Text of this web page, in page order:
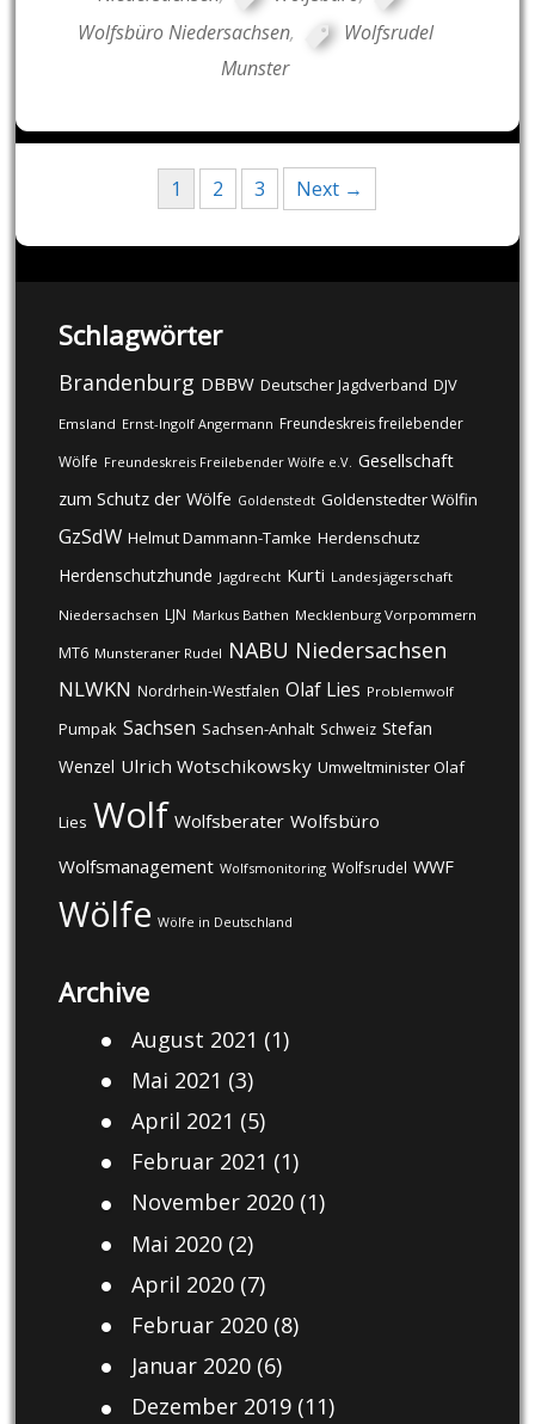
Wolfsbüro Niedersachsen,
Wolfsrudel
Munster
navigation
1 2 3 Next →
Schlagwörter
Brandenburg DBBW Deutscher Jagdverband DJV
Emsland Ernst-Ingolf Angermann Freundeskreis freilebender
Wölfe Freundeskreis Freilebender Wölfe e.V. Gesellschaft
zum Schutz der Wölfe Goldenstedt Goldenstedter Wölfin
GzSdW Helmut Dammann-Tamke Herdenschutz
Herdenschutzhunde Jagdrecht Kurti Landesjägerschaft
Niedersachsen LJN Markus Bathen Mecklenburg Vorpommern
MT6 Munsteraner Rudel NABU Niedersachsen
NLWKN Nordrhein-Westfalen Olaf Lies Problemwolf
Pumpak Sachsen Sachsen-Anhalt Schweiz Stefan
Wenzel Ulrich Wotschikowsky Umweltminister Olaf
Lies Wolf Wolfsberater Wolfsbüro
Wolfsmanagement Wolfsmonitoring Wolfsrudel WWF
Wölfe Wölfe in Deutschland
Archive
August 2021 (1)
Mai 2021 (3)
April 2021 (5)
Februar 2021 (1)
November 2020(1)
Mai 2020(2)
April 2020(7)
Februar 2020(8)
Januar 2020(6)
Dezember 2019(11)